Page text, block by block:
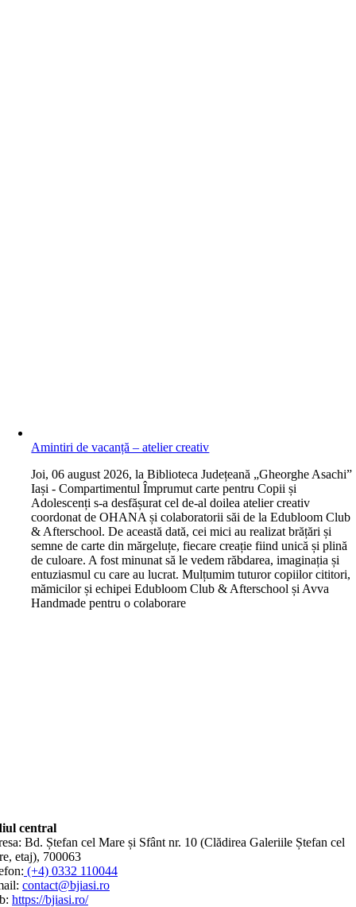
Amintiri de vacanță – atelier creativ
Joi, 06 august 2026, la Biblioteca Județeană „Gheorghe Asachi”
Iași - Compartimentul Împrumut carte pentru Copii și
Adolescenți s-a desfășurat cel de-al doilea atelier creativ
coordonat de OHANA și colaboratorii săi de la Edubloom Club
& Afterschool. De această dată, cei mici au realizat brățări și
semne de carte din mărgeluțe, fiecare creație fiind unică și plină
de culoare. A fost minunat să le vedem răbdarea, imaginația și
entuziasmul cu care au lucrat. Mulțumim tuturor copiilor cititori,
mămicilor și echipei Edubloom Club & Afterschool și Avva
Handmade pentru o colaborare
central
Bd. Ștefan cel Mare și Sfânt nr. 10 (Clădirea Galeriile Ștefan cel
etaj), 700063
(+4) 0332 110044
contact@bjiasi.ro
https://bjiasi.ro/